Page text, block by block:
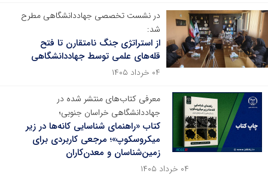
در نشست تخصصی جهاددانشگاهی مطرح
شد:
از استراتژی جنگ نامتقارن تا فتح
قله‌های علمی توسط جهاددانشگاهی
۰۴ خرداد ۱۴۰۵
معرفی کتاب‌های منتشر شده در
جهاددانشگاهی خراسان جنوبی؛
کتاب «راهنمای شناسایی کانه‌ها در زیر
میکروسکوپ»؛ مرجعی کاربردی برای
زمین‌شناسان و معدن‌کاران
۰۴ خرداد ۱۴۰۵